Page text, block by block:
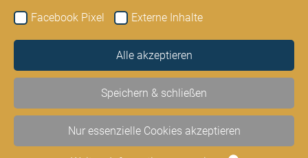
Facebook Pixel Externe Inhalte
Alle akzeptieren
Speichern & schließen
Nur essenzielle Cookies akzeptieren
KLASSIK FÜR ALLE
gUG (haftungsbeschränkt)*